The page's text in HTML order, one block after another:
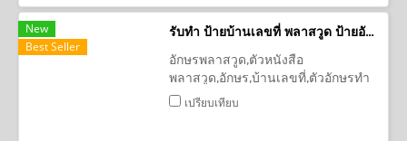
New
Best Seller
รับทำ ป้ายบ้านเลขที่ พลาสวูด ป้ายอักษรพลาสวูด พ่นสี2k เกรดสี 5-10ปี
อักษรพลาสวูด,ตัวหนังสือ
พลาสวูด,อักษร,บ้านเลขที่,ตัวอักษรทำ
ป้าย,ป้ายตัวอักษรตกแต่ง ทำจาก
เปรียบเทียบ